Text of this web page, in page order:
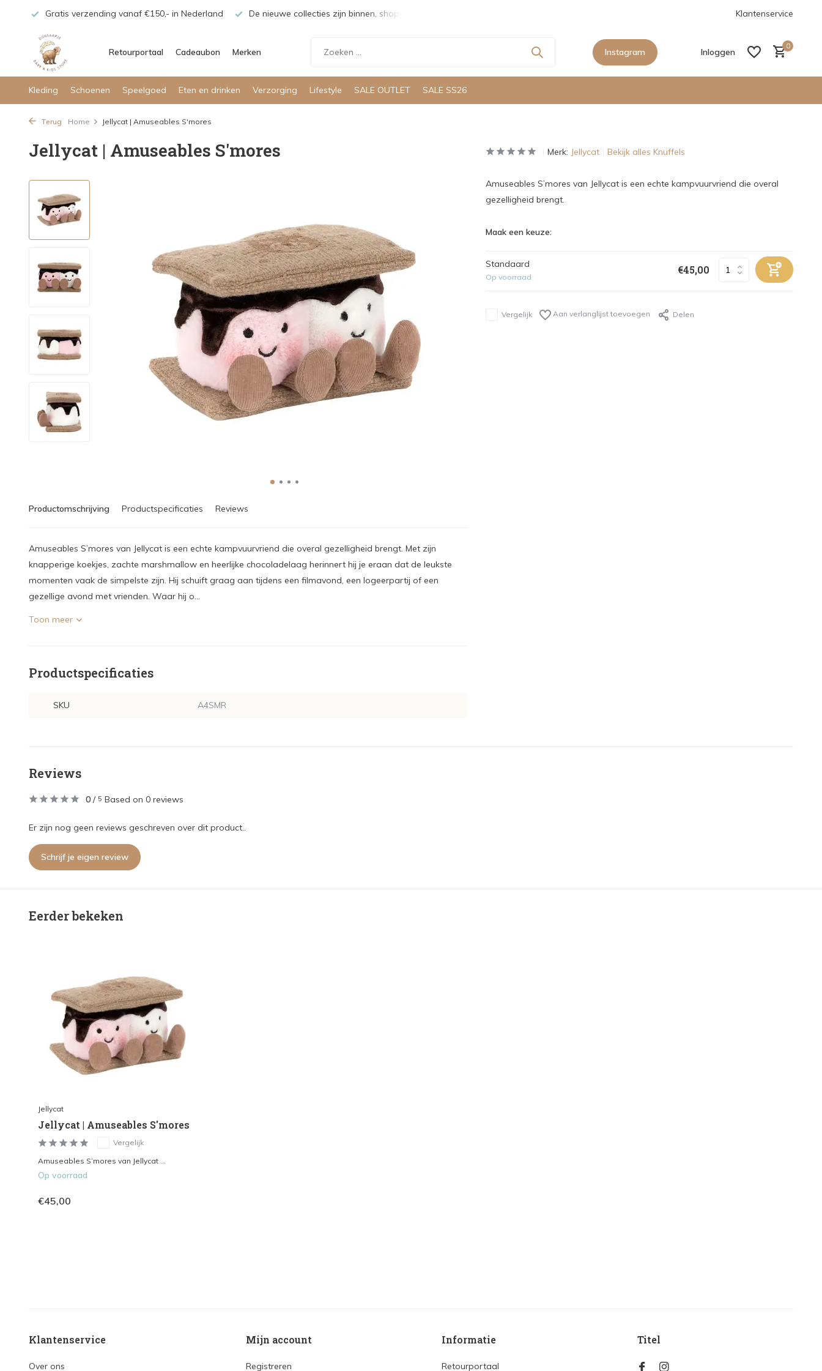
Gratis verzending vanaf €150,- in Nederland De nieuwe collecties zijn binnen, shoppen maar! De nieuwe collecties zijn binnen,
Klantenservice
Retourportaal Cadeaubon Merken Instagram Inloggen
Account aanmaken
0
Kleding Schoenen Speelgoed Eten en drinken Verzorging Lifestyle SALE OUTLET SALE SS26
Terug Home Jellycat | Amuseables S'mores
Jellycat | Amuseables S'mores
Productomschrijving Productspecificaties Reviews
Amuseables S’mores van Jellycat is een echte kampvuurvriend die overal gezelligheid brengt. Met zijn
knapperige koekjes, zachte marshmallow en heerlijke chocoladelaag herinnert hij je eraan dat de leukste
momenten vaak de simpelste zijn. Hij schuift graag aan tijdens een filmavond, een logeerpartij of een
gezellige avond met vrienden. Waar hij o...
Toon meer
Productspecificaties
SKU A4SMR
Merk: Jellycat Bekijk alles Knuffels
Amuseables S’mores van Jellycat is een echte kampvuurvriend die overal
gezelligheid brengt.
Maak een keuze:
Standaard
Op voorraad
€45,00
Vergelijk Aan verlanglijst toevoegen Delen
Reviews
0 / 5 Based on 0 reviews
Er zijn nog geen reviews geschreven over dit product..
Schrijf je eigen review
Eerder bekeken
Jellycat
Jellycat | Amuseables S'mores
Vergelijk
Amuseables S’mores van Jellycat ...
Op voorraad
€45,00
Klantenservice
Over ons
Mijn account
Registreren
Informatie
Retourportaal
Titel